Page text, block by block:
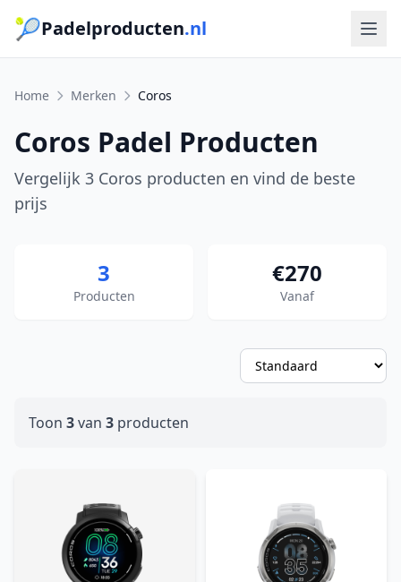
🎾Padelproducten.nl
Home Merken Coros
Coros Padel Producten
Vergelijk 3 Coros producten en vind de beste
prijs
3
Producten
€270
Vanaf
Toon 3van 3 producten